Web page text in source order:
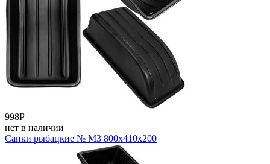
998Р
нет в наличии
Санки рыбацкие № M3 800x410x200